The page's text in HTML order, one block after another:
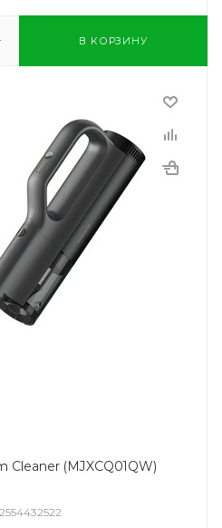
В КОРЗИНУ
Cleaner (MJXCQ01QW)